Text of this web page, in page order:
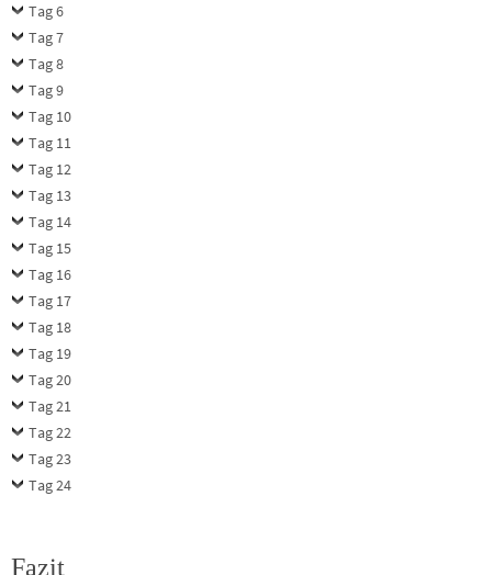
Tag 6
Tag 7
Tag 8
Tag 9
Tag 10
Tag 11
Tag 12
Tag 13
Tag 14
Tag 15
Tag 16
Tag 17
Tag 18
Tag 19
Tag 20
Tag 21
Tag 22
Tag 23
Tag 24
Fazit